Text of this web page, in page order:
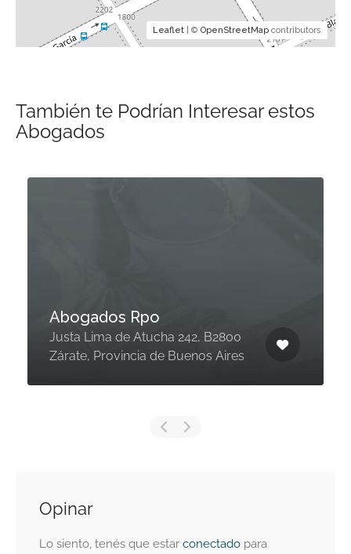
Leaflet | © OpenStreetMap contributors
También te Podrían Interesar estos
Abogados
Abogados Rpo
Justa Lima de Atucha 242, B2800
Zárate, Provincia de Buenos Aires
Opinar
Lo siento, tenés que estar conectado para